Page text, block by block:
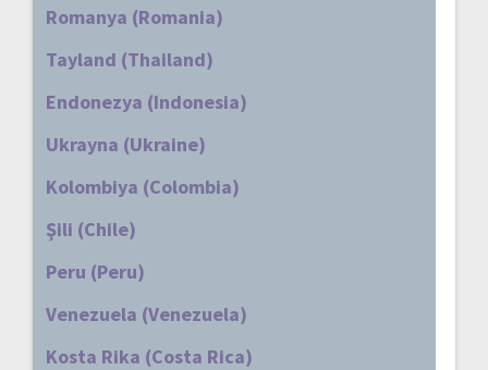
Romanya (Romania)
Tayland (Thailand)
Endonezya (Indonesia)
Ukrayna (Ukraine)
Kolombiya (Colombia)
Şili (Chile)
Peru (Peru)
Venezuela (Venezuela)
Kosta Rika (Costa Rica)